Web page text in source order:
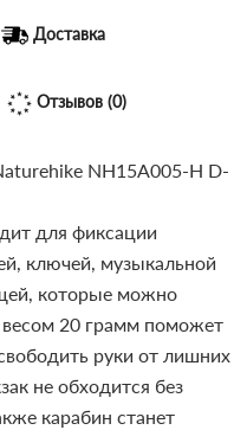
Доставка
Отзывов (0)
NH15A005-H D-
для фиксации
ключей, музыкальной
которые можно
20 грамм поможет
руки от лишних
не обходится без
карабин станет